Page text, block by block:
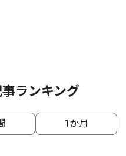
ランキング
1か月